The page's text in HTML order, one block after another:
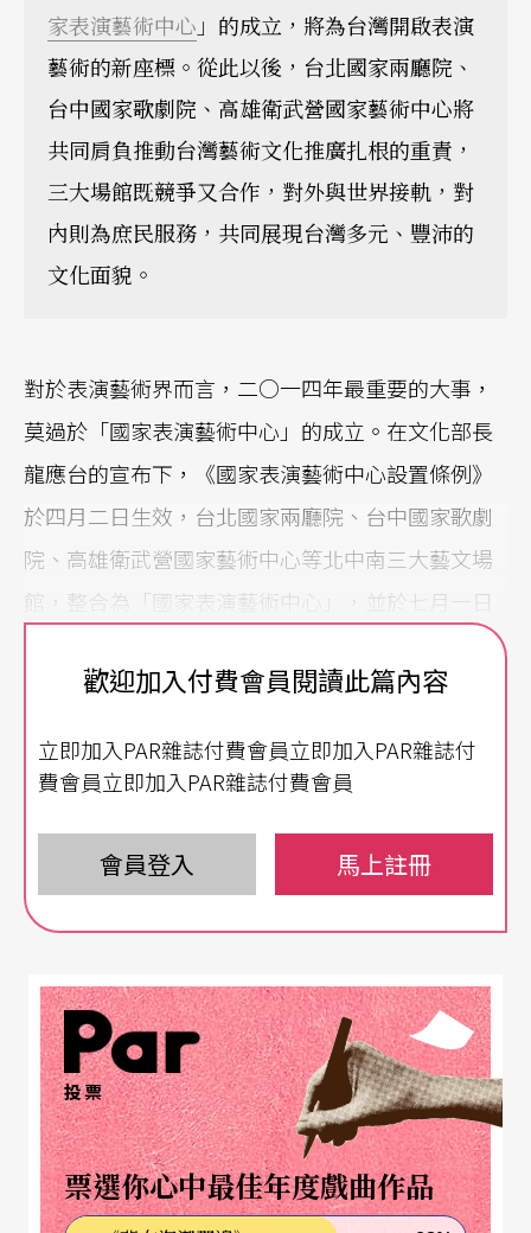
家表演藝術中心 」的成立，將為台灣開啟表演
藝術的新座標。從此以後，台北國家兩廳院、
台中國家歌劇院、高雄衛武營國家藝術中心將
共同肩負推動台灣藝術文化推廣扎根的重責，
三大場館既競爭又合作，對外與世界接軌，對
內則為庶民服務，共同展現台灣多元、豐沛的
文化面貌。
對於表演藝術界而言，二○一四年最重要的大事，
莫過於「國家表演藝術中心」的成立。在文化部長
龍應台的宣布下，《國家表演藝術中心設置條例》
於四月二日生效，台北國家兩廳院、台中國家歌劇
院、高雄衛武營國家藝術中心等北中南三大藝文場
館，整合為「國家表演藝術中心」，並於七月一日
正式掛牌成立，成為國家最高層級、獨立運作的專
業藝文場館，引領台灣表演藝術旗艦啟航。
「一法人多館所」組織 前所未見開創未來
的行政法人組織，營運場館包括國家兩廳院、國家
歌劇院及衛武營國家藝術中心。這三座國家級專業
不僅提供國內外專業藝術表演，扶植台灣表演藝術
團隊逐步邁向卓越，更是培育國民美學的重要搖
籃，以輻射服務滿足台灣各地民眾的文化需求。
行政法人組織有國家穩定的資源補助，但又不完全
受制於公務部門的規範，可以保持較大的運作彈
性，因此內部的規定勢必得嚴謹。國家表演藝術中
歡迎加入付費會員閱讀此篇內容
立即加入PAR雜誌付費會員立即加入PAR雜誌付
費會員立即加入PAR雜誌付費會員
會員登入 馬上註冊
投票
票選你心中最佳年度戲曲作品